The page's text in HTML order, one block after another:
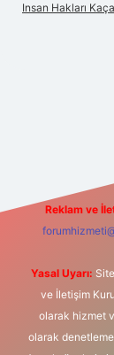
Insan Hakları Kaça
Reklam ve
Yasal Uyarı:
ve İletişim
olarak hizmet
olarak